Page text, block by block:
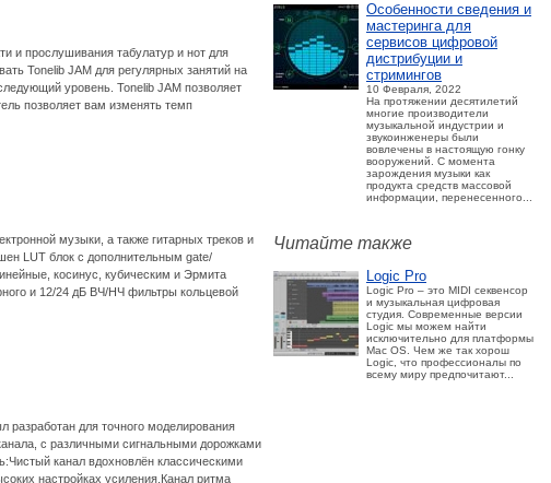
Особенности сведения и
мастеринга для
сервисов цифровой
дистрибуции и
стримингов
10 Февраля, 2022
На протяжении десятилетий
многие производители
музыкальной индустрии и
звукоинженеры были
вовлечены в настоящую гонку
вооружений. С момента
зарождения музыки как
продукта средств массовой
информации, перенесенного...
Читайте также
Logic Pro
Logic Pro – это MIDI секвенсор
и музыкальная цифровая
студия. Современные версии
Logic мы можем найти
исключительно для платформы
Mac OS. Чем же так хорош
Logic, что профессионалы по
всему миру предпочитают...
и прослушивания табулатур и нот для
Tonelib JAM для регулярных занятий на
уровень. Tonelib JAM позволяет
позволяет вам изменять темп
музыки, а также гитарных треков и
LUT блок с дополнительным gate/
косинус, кубическим и Эрмита
и 12/24 дБ ВЧ/НЧ фильтры кольцевой
разработан для точного моделирования
с различными сигнальными дорожками
канал вдохновлён классическими
настройках усиления.Канал ритма